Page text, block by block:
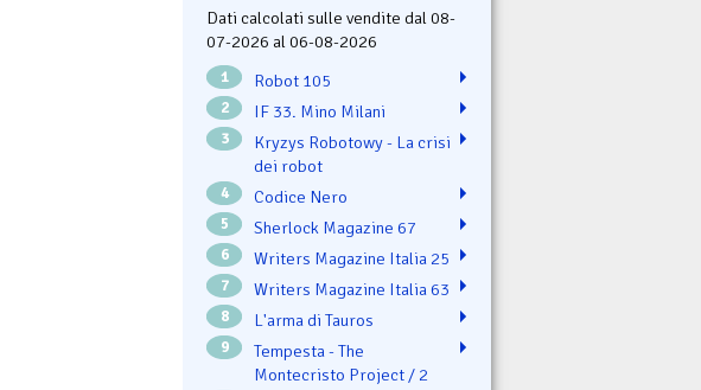
Dati calcolati sulle vendite dal 08-
07-2026 al 06-08-2026
1 Robot 105
2 IF 33. Mino Milani
3
Kryzys Robotowy - La crisi
dei robot
4 Codice Nero
5 Sherlock Magazine 67
6 Writers Magazine Italia 25
7 Writers Magazine Italia 63
8 L'arma di Tauros
9
Tempesta - The
Montecristo Project / 2